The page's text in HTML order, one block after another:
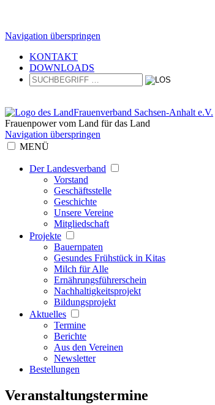
Navigation überspringen
KONTAKT
DOWNLOADS
Frauenpower vom Land für das Land
Navigation überspringen
MENÜ
Der Landesverband
Vorstand
Geschäftsstelle
Geschichte
Unsere Vereine
Mitgliedschaft
Projekte
Bauernpaten
Gesundes Frühstück in Kitas
Milch für Alle
Ernährungsführerschein
Nachhaltigkeitsprojekt
Bildungsprojekt
Aktuelles
Termine
Berichte
Aus den Vereinen
Newsletter
Bestellungen
Veranstaltungstermine